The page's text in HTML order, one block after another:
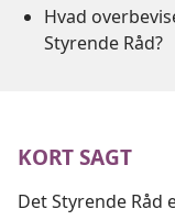
Hvad
Styrende Råd?
KORT SAGT
Det Styrende Råd